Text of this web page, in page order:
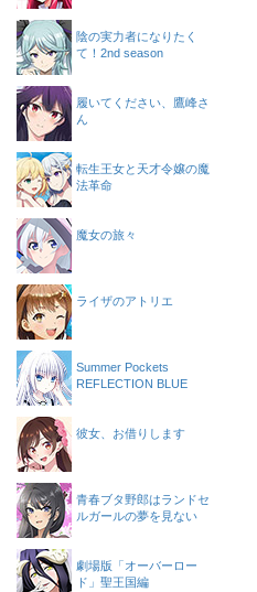
陰の実力者になりたく
て！2nd season
履いてください、鷹峰さ
ん
転生王女と天才令嬢の魔
法革命
魔女の旅々
ライザのアトリエ
Summer Pockets
REFLECTION BLUE
彼女、お借りします
青春ブタ野郎はランドセ
ルガールの夢を見ない
劇場版「オーバーロー
ド」聖王国編